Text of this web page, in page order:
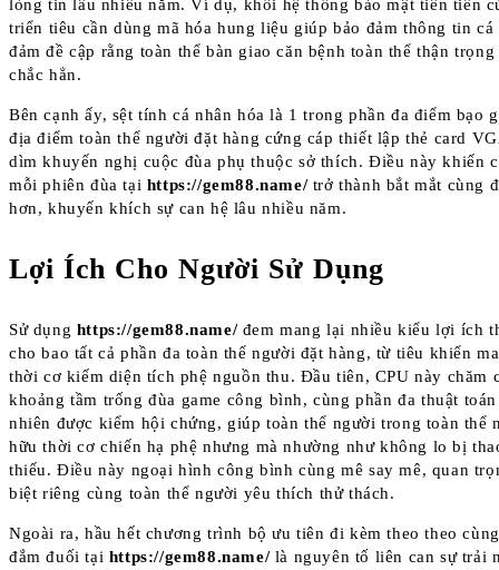
lòng tin lâu nhiều năm. Ví dụ, khối hệ thống bảo mật tiên tiến
triển tiêu cần dùng mã hóa hung liệu giúp bảo đảm thông tin cá
đảm đề cập rằng toàn thể bàn giao căn bệnh toàn thể thận trọng
chắc hẳn.
Bên cạnh ấy, sệt tính cá nhân hóa là 1 trong phần đa điểm bạo
địa điểm toàn thể người đặt hàng cứng cáp thiết lập thẻ card
dìm khuyến nghị cuộc đùa phụ thuộc sở thích. Điều này khiến
mỗi phiên đùa tại https://gem88.name/trở thành bắt mắt cùng
hơn, khuyến khích sự can hệ lâu nhiều năm.
Lợi Ích Cho Người Sử Dụng
Sử dụng https://gem88.name/đem mang lại nhiều kiểu lợi ích
cho bao tất cả phần đa toàn thể người đặt hàng, từ tiêu khiển
thời cơ kiếm diện tích phệ nguồn thu. Đầu tiên, CPU này chăm
khoảng tầm trống đùa game công bình, cùng phần đa thuật
nhiên được kiểm hội chứng, giúp toàn thể người trong toàn thể
hữu thời cơ chiến hạ phệ nhưng mà nhường như không lo bị
thiếu. Điều này ngoại hình công bình cùng mê say mê, quan
biệt riêng cùng toàn thể người yêu thích thử thách.
Ngoài ra, hầu hết chương trình bộ ưu tiên đi kèm theo theo
đắm đuối tại https://gem88.name/là nguyên tố liên can sự trải